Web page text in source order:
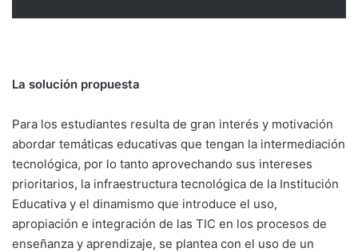
La solución propuesta
Para los estudiantes resulta de gran interés y motivación
abordar temáticas educativas que tengan la intermediación
tecnológica, por lo tanto aprovechando sus intereses
prioritarios, la infraestructura tecnológica de la Institución
Educativa y el dinamismo que introduce el uso,
apropiación e integración de las TIC en los procesos de
enseñanza y aprendizaje, se plantea con el uso de un